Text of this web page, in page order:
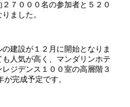
７０００名の参加者と５２０
ました。
建設が１２月に開始となりま
人気が高く、マンダリンホテ
ジデンス１００室の高層階３
が完成予定です。